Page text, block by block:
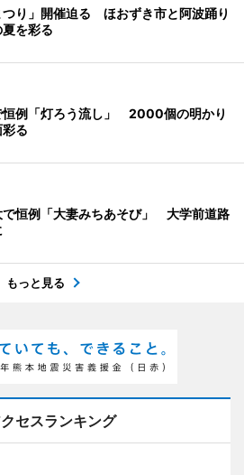
つり」開催迫る ほおずき市と阿波踊り
を彩る
恒例「灯ろう流し」 2000個の明かり
る
で恒例「大妻みちあそび」 大学前道路
もっと見る
セスランキング